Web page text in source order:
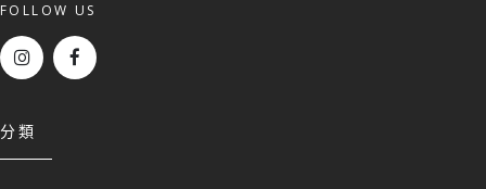
FOLLOW US
分類